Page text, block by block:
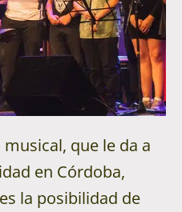
que le da a
en Córdoba,
la posibilidad de